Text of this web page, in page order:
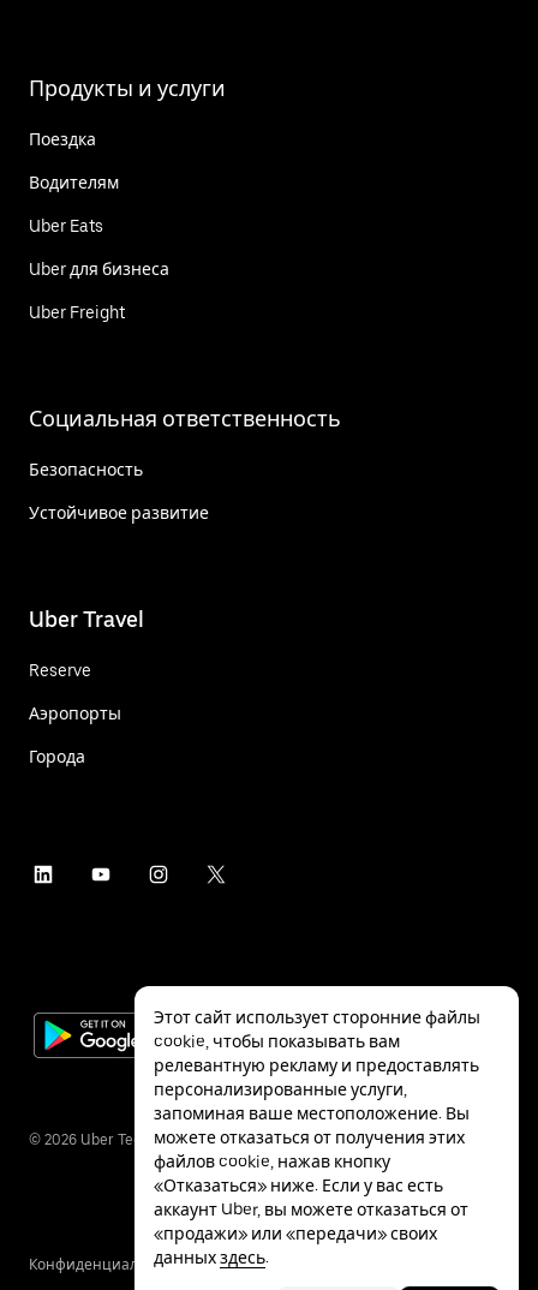
Продукты и услуги
Поездка
Водителям
Uber Eats
Uber для бизнеса
Uber Freight
Социальная ответственность
Безопасность
Устойчивое развитие
Uber Travel
Reserve
Аэропорты
Города
© 2026 Uber Technologies Inc.
КонфиденциальностьСпециальные
Этот сайт использует сторонние файлы
cookie, чтобы показывать вам
релевантную рекламу и предоставлять
персонализированные услуги,
запоминая ваше местоположение. Вы
можете отказаться от получения этих
файлов cookie, нажав кнопку
«Отказаться» ниже. Если у вас есть
аккаунт Uber, вы можете отказаться от
«продажи» или «передачи» своих
данныхздесь.